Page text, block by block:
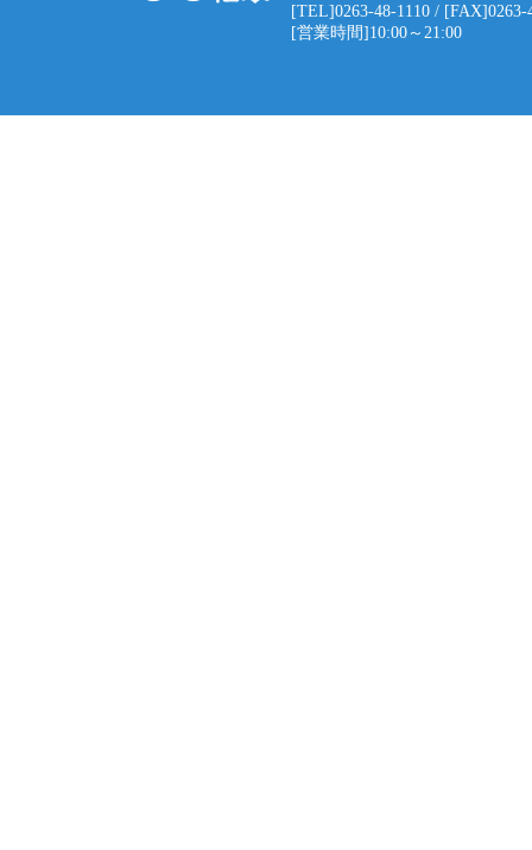
[TEL]0263-48-1110 / [FAX]0263-
[営業時間]10:00～21:00